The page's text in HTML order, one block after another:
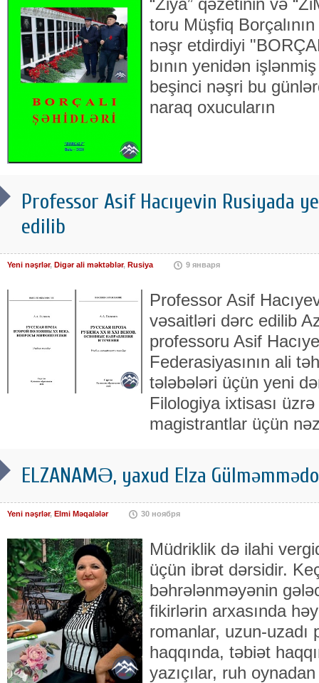
“Ziya” qəzetinin və
toru Müşfiq
nəşr etdirdiyi
bının yenidən
beşinci nəşri bu
naraq oxucuların
Professor Asif Hacıyevin Rusiyada
edilib
Yeni nəşrlər, Digər ali məktəblər, Rusiya 9 января
Professor Asif
vəsaitləri dərc edilib
professoru Asif
Federasiyasının ali
tələbələri üçün yeni
Filologiya ixtisası
magistrantlar üçün
ELZANAMƏ, yaxud Elza
Yeni nəşrlər, Elmi Məqalələr 30 ноября
Müdriklik də ilahi
üçün ibrət dərsidir.
bəhrələnməyənin
fikirlərin arxasında
romanlar, uzun-uzadı
haqqında, təbiət
yazıçılar, ruh